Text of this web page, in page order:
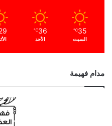
35
℃
السبت
36
℃
الأحد
مدام فهيمة